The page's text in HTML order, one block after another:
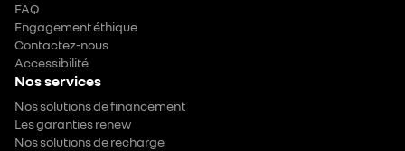
FAQ
Engagement éthique
Contactez-nous
Accessibilité
Nos services
Nos solutions de financement
Les garanties renew
Nos solutions de recharge